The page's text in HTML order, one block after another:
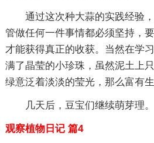
通过这次种大蒜的实践经验
管做任何一件事情都必须坚持，
才能获得真正的收获。当然在学
满了晶莹的小珍珠，虽然泥土上
绿意泛着淡淡的莹光，那么富有
几天后，豆宝们继续萌芽理。
观察植物日记 篇4